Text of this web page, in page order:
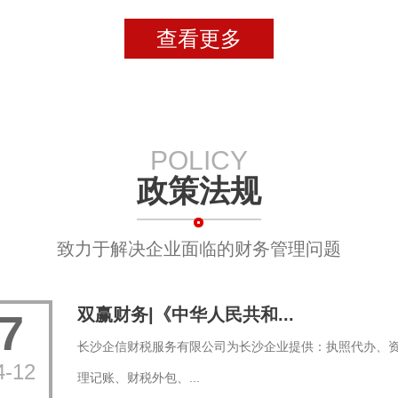
查看更多
POLICY
政策法规
致力于解决企业面临的财务管理问题
12
双赢财务|《中华人民共和...
长沙企信财税服务有限公司为长沙企业提供：执照代办、
理记账、财税外包、...